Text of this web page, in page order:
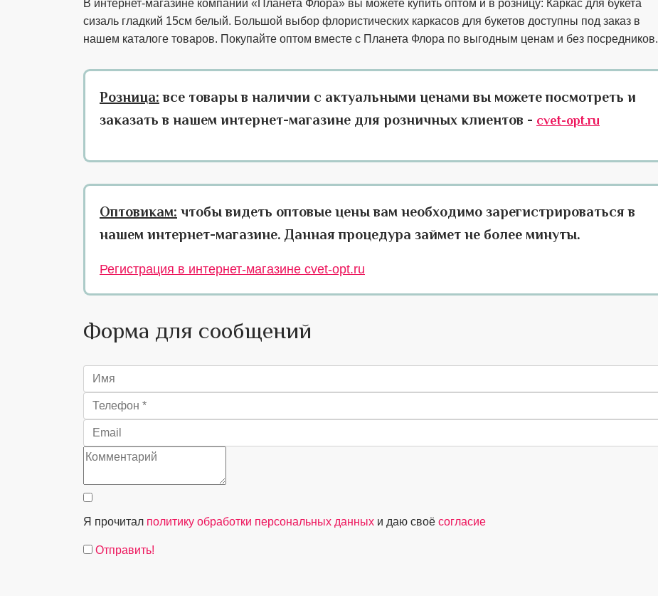
В интернет-магазине компании «Планета Флора» вы можете купить оптом и в розницу: Каркас для букета
сизаль гладкий 15см белый. Большой выбор флористических каркасов для букетов доступны под заказ в
нашем каталоге товаров. Покупайте оптом вместе с Планета Флора по выгодным ценам и без посредников.
Розница: все товары в наличии с актуальными ценами вы можете посмотреть и
заказать в нашем интернет-магазине для розничных клиентов - cvet-opt.ru
Оптовикам: чтобы видеть оптовые цены вам необходимо зарегистрироваться в
нашем интернет-магазине. Данная процедура займет не более минуты.
Регистрация в интернет-магазине cvet-opt.ru
Форма для сообщений
Я прочитал политику обработки персональных данных и даю своё согласие
Отправить!